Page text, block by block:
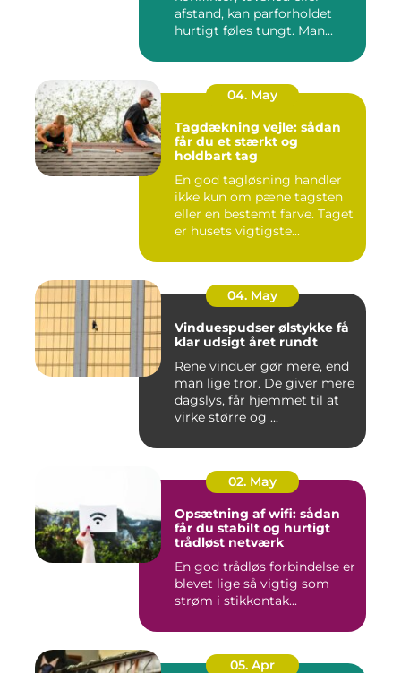
afstand, kan parforholdet
hurtigt føles tungt. Man...
04. May
Tagdækning vejle: sådan
får du et stærkt og
holdbart tag
En god tagløsning handler
ikke kun om pæne tagsten
eller en bestemt farve. Taget
er husets vigtigste...
04. May
Vinduespudser ølstykke få
klar udsigt året rundt
Rene vinduer gør mere, end
man lige tror. De giver mere
dagslys, får hjemmet til at
virke større og ...
02. May
Opsætning af wifi: sådan
får du stabilt og hurtigt
trådløst netværk
En god trådløs forbindelse er
blevet lige så vigtig som
strøm i stikkontak...
05. Apr